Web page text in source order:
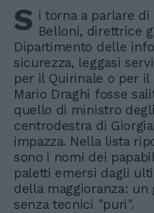
S i torna a parlare di
Belloni, direttrice
Dipartimento delle
sicurezza, leggasi
per il Quirinale o per
Mario Draghi fosse
quello di ministro
centrodestra di
impazza. Nella lista
sono i nomi dei
paletti emersi dagli
della maggioranza:
senza tecnici "puri".